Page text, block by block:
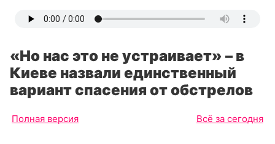
«Но нас это не устраивает» – в
Киеве назвали единственный
вариант спасения от обстрелов
Полная версия Всё за сегодня